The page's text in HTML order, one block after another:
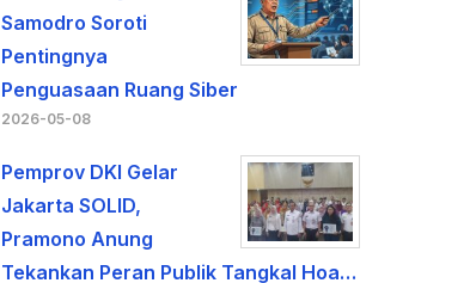
Samodro Soroti
Pentingnya
Penguasaan Ruang Siber
2026-05-08
Pemprov DKI Gelar
Jakarta SOLID,
Pramono Anung
Tekankan Peran Publik Tangkal Hoa…